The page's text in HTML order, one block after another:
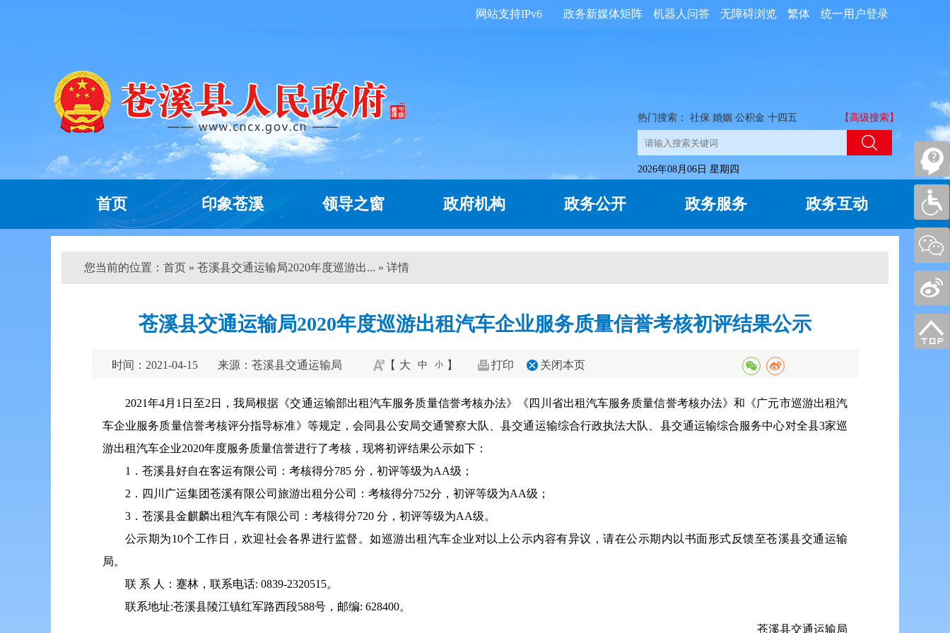
统一用户登录
繁体
无障碍浏览
机器人问答
政务新媒体矩阵
网站支持IPv6
热门搜索： 社保 婚姻 公积金 十四五 【高级搜索】
2026年08月06日 星期四
首页 印象苍溪 领导之窗 政府机构 政务公开 政务服务 政务互动
您当前的位置： 首页 » 苍溪县交通运输局2020年度巡游出... » 详情
苍溪县交通运输局2020年度巡游出租汽车企业服务质量信誉考核初评结果公示
时间：2021-04-15 来源：苍溪县交通运输局 【 大 中 小 】 打印 关闭本页
2021年4月1日至2日，我局根据《交通运输部出租汽车服务质量信誉考核办法》《四川省出租汽车服务质量信誉考核办法》和《广元市巡游出租汽
车企业服务质量信誉考核评分指导标准》等规定，会同县公安局交通警察大队、县交通运输综合行政执法大队、县交通运输综合服务中心对全县3家巡
游出租汽车企业2020年度服务质量信誉进行了考核，现将初评结果公示如下：
1．苍溪县好自在客运有限公司：考核得分785 分，初评等级为AA级；
2．四川广运集团苍溪有限公司旅游出租分公司：考核得分752分，初评等级为AA级；
3．苍溪县金麒麟出租汽车有限公司：考核得分720 分，初评等级为AA级。
公示期为10个工作日，欢迎社会各界进行监督。如巡游出租汽车企业对以上公示内容有异议，请在公示期内以书面形式反馈至苍溪县交通运输
局。
联 系 人：蹇林，联系电话: 0839-2320515。
联系地址:苍溪县陵江镇红军路西段588号，邮编: 628400。
苍溪县交通运输局